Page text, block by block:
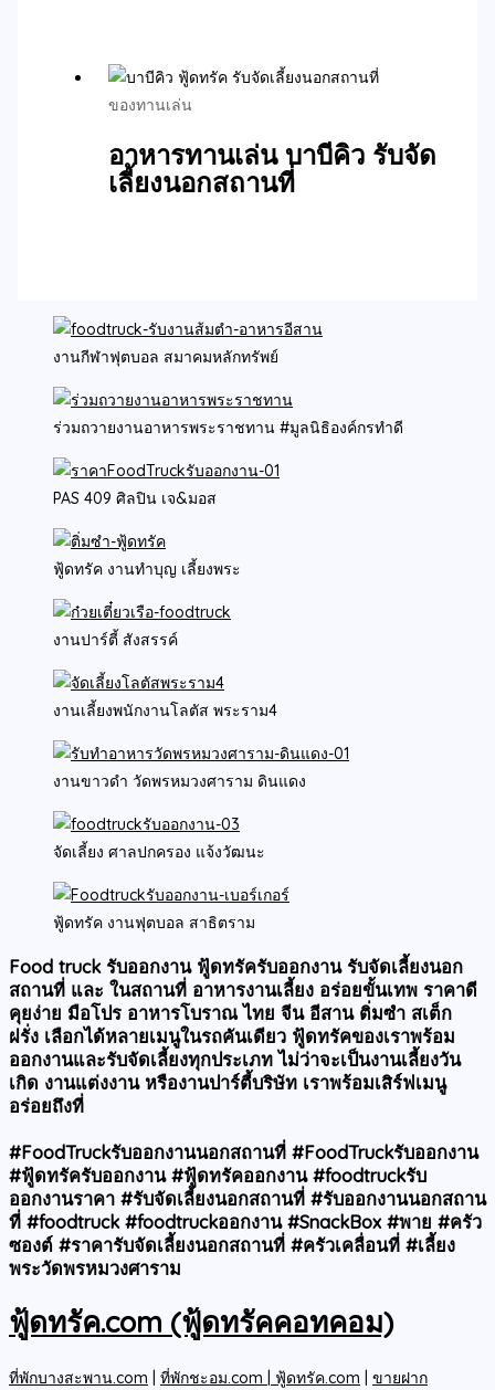
ของทานเล่น
อาหารทานเล่น บาบีคิว รับจัด
เลี้ยงนอกสถานที่
งานกีฬาฟุตบอล สมาคมหลักทรัพย์
ร่วมถวายงานอาหารพระราชทาน #มูลนิธิองค์กรทำดี
PAS 409 ศิลปิน เจ&มอส
ฟู้ดทรัค งานทำบุญ เลี้ยงพระ
งานปาร์ตี้ สังสรรค์
งานเลี้ยงพนักงานโลตัส พระราม4
งานขาวดำ วัดพรหมวงศาราม ดินแดง
จัดเลี้ยง ศาลปกครอง แจ้งวัฒนะ
ฟู้ดทรัค งานฟุตบอล สาธิตราม
Food truck รับออกงาน ฟู้ดทรัครับออกงาน รับจัดเลี้ยงนอก
สถานที่ และ ในสถานที่ อาหารงานเลี้ยง อร่อยขั้นเทพ ราคาดี
คุยง่าย มือโปร อาหารโบราณ ไทย จีน อีสาน ติ่มซำ สเต็ก
ฝรั่ง เลือกได้หลายเมนูในรถคันเดียว ฟู้ดทรัคของเราพร้อม
ออกงานและรับจัดเลี้ยงทุกประเภท ไม่ว่าจะเป็นงานเลี้ยงวัน
เกิด งานแต่งงาน หรืองานปาร์ตี้บริษัท เราพร้อมเสิร์ฟเมนู
อร่อยถึงที่
#FoodTruckรับออกงานนอกสถานที่ #FoodTruckรับออกงาน
#ฟู้ดทรัครับออกงาน #ฟู้ดทรัคออกงาน #foodtruckรับ
ออกงานราคา #รับจัดเลี้ยงนอกสถานที่ #รับออกงานนอกสถาน
ที่ #foodtruck #foodtruckออกงาน #SnackBox #พาย #ครัว
ซองต์ #ราคารับจัดเลี้ยงนอกสถานที่ #ครัวเคลื่อนที่ #เลี้ยง
พระวัดพรหมวงศาราม
ฟู้ดทรัค.com (ฟู้ดทรัคคอทคอม)
ที่พักบางสะพาน.com ที่พักชะอม.com | ฟู้ดทรัค.com ขายฝาก